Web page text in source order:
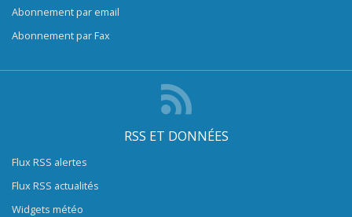
Abonnement par email
Abonnement par Fax
RSS ET DONNÉES
Flux RSS alertes
Flux RSS actualités
Widgets météo